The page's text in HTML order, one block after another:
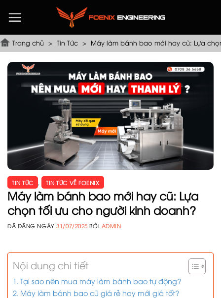
đến
dungTrang chủ > Tin Tức > Máy làm bánh bao mới hay cũ: Lựa
TIN TỨC , TIN TỨC VỀ FOENIX
Máy làm bánh bao mới hay cũ: Lựa
chọn tối ưu cho người kinh doanh?
ĐÃ ĐĂNG NGÀY31/07/2025 BỞI ADMIN
Nội dung chi tiết
Tại sao nên mua máy làm bánh bao tự động?
Máy làm bánh bao cũ giá rẻ hay mới giá tốt?